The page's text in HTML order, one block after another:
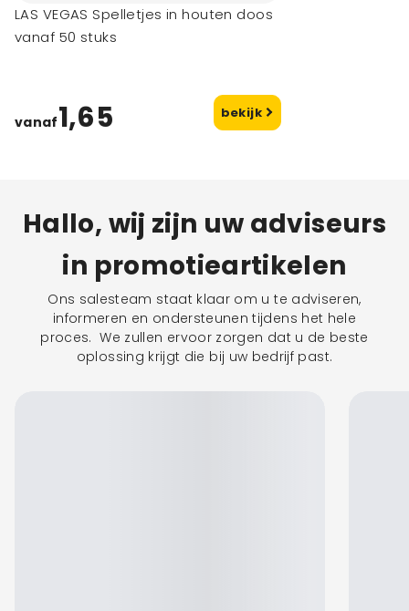
LAS VEGAS Spelletjes in houten doos
vanaf 50 stuks
vanaf1,65 bekijk
Hallo, wij zijn uw adviseurs
in promotieartikelen
Ons salesteam staat klaar om u te adviseren,
informeren en ondersteunen tijdens het hele
proces. We zullen ervoor zorgen dat u de beste
oplossing krijgt die bij uw bedrijf past.